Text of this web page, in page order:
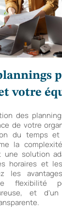
votre
des
de votre
du temps et
la
une solution
horaires et
les
flexibilité
et